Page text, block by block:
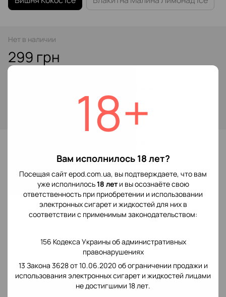
18+
Вам исполнилось 18 лет?
Посещая сайт epod.com.ua, вы подтверждаете, что вам
уже исполнилось18 лети вы осознаёте свою
ответственность при приобретении и использовании
электронных сигарет и жидкостей для них в
соответствии с применимым законодательством:
156 Кодекса Украины об административных
правонарушениях
13 Закона 3628 от 10.06.2020 об ограничении продажи и
использования электронных сигарет и жидкостей лицами
не достигшими 18 лет.
Нет в наличии
299 грн
для отображения накопительной скидки
Отзывы
Добавьте первый отзыв
Написать отзыв